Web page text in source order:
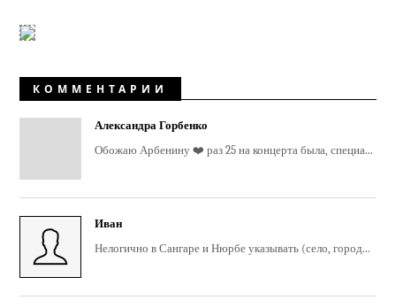
КОММЕНТАРИИ
Александра Горбенко
Обожаю Арбенину ❤️ раз 25 на концерта была, специа...
Иван
Нелогично в Сангаре и Нюрбе указывать (село, город...